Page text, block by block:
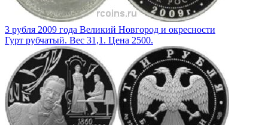
3 рубля 2009 года Великий Новгород и окресности
Гурт рубчатый. Вес 31,1. Цена 2500.